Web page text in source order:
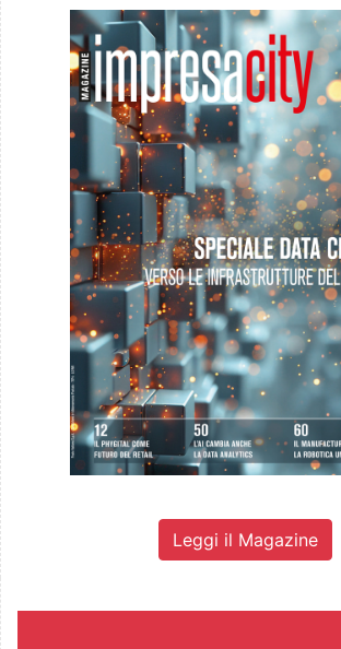
Leggi il Magazine